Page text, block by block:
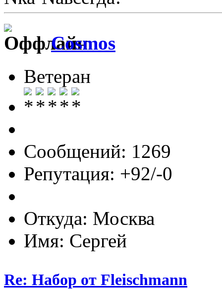
Cosmos
Ветеран
Сообщений: 1269
Репутация: +92/-0
Откуда: Москва
Имя: Сергей
Re: Набор от Fleischmann